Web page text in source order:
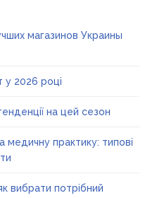
магазинов Украины
у 2026 році
на цей сезон
медичну практику: типові
вибрати потрібний